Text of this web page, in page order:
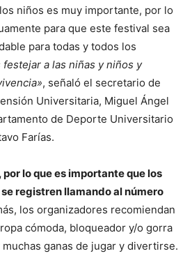
niños es muy importante, por lo
para que este festival sea
para todas y todos los
festejar a las niñas y niños y
, señaló el secretario de
Universitaria, Miguel Ángel
de Deporte Universitario
Farías.
lo que es importante que los
registren llamando al número
los organizadores recomiendan
cómoda, bloqueador y/o gorra
ganas de jugar y divertirse.